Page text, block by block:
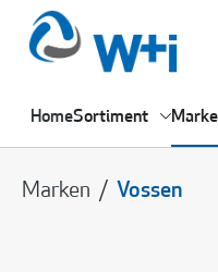
HomeSortiment
Marken / Vossen